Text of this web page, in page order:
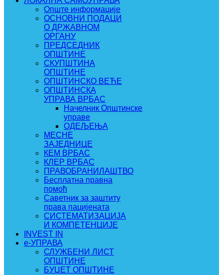
Опште информације
ОСНОВНИ ПОДАЦИ
О ДРЖАВНОМ
ОРГАНУ
ПРЕДСЕДНИК
ОПШТИНЕ
СКУПШТИНА
ОПШТИНЕ
ОПШТИНСКО ВЕЋЕ
ОПШТИНСКА
УПРАВА ВРБАС
Начелник Општинске
управе
ОДЕЉЕЊА
МЕСНЕ
ЗАЈЕДНИЦЕ
КЕМ ВРБАС
КЛЕР ВРБАС
ПРАВОБРАНИЛАШТВО
Бесплатна правна
помоћ
Саветник за заштиту
права пацијената
СИСТЕМАТИЗАЦИЈА
И КОМПЕТЕНЦИЈЕ
INVEST IN
e-УПРАВА
СЛУЖБЕНИ ЛИСТ
ОПШТИНЕ
БУЏЕТ ОПШТИНЕ